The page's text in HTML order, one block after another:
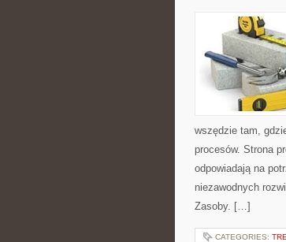
wszędzie tam,
procesów. Strona
odpowiadają na
niezawodnych
Zasoby. […]
CATEGORIES: